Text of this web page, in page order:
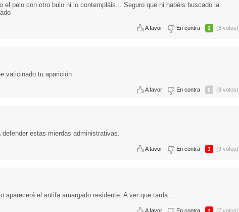
el pelo con otro bulo ni lo contempláis... Seguro que ni habéis buscado la
A favor En contra 2 (8 votos)
vaticinado tu aparición
A favor En contra 0 (8 votos)
estas mierdas administrativas.
A favor En contra 3 (9 votos)
aparecerá el antifa amargado residente. A ver que tarda...
A favor En contra 3 (7 votos)